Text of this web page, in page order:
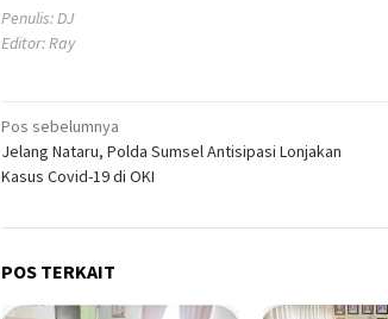
Penulis: DJ
Editor: Ray
Navigasi
pos
Pos sebelumnya
Jelang Nataru, Polda Sumsel Antisipasi Lonjakan
Kasus Covid-19 di OKI
POS TERKAIT